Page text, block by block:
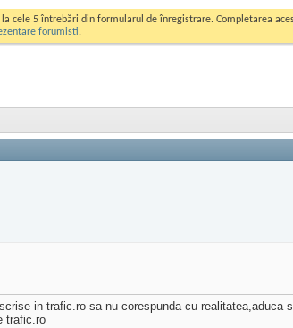
cele 5 întrebări din formularul de înregistrare. Completarea
forumisti.
in trafic.ro sa nu corespunda cu realitatea,aduca
trafic.ro